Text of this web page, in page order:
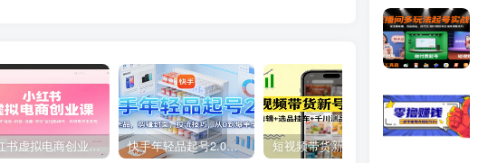
小红书虚拟电商创业课，系统拆解选品-内容-流量-变现，实现零成本变现 快手年轻品起号2.0：养号选品，剪辑封面，投流技巧，从0到爆单全流程